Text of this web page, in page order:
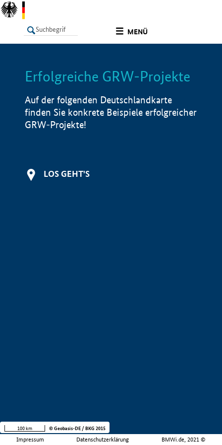
MENÜ
LISTE Info
Erfolgreiche GRW-Projekte
Auf der folgenden Deutschlandkarte
finden Sie konkrete Beispiele erfolgreicher
GRW-Projekte!
LOS GEHT'S
Impressum Datenschutzerklärung BMWi.de, 2021 ©
100 km © Geobasis-DE / BKG 2015